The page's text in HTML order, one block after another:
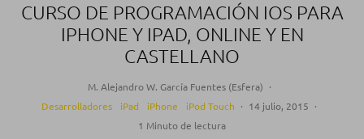
CURSO DE PROGRAMACIÓN IOS PARA
IPHONE Y IPAD, ONLINE Y EN
CASTELLANO
M. Alejandro W. García Fuentes (Esfera) ·
Desarrolladores
iPad iPhone iPod Touch · 14 julio, 2015 ·
1 Minuto de lectura